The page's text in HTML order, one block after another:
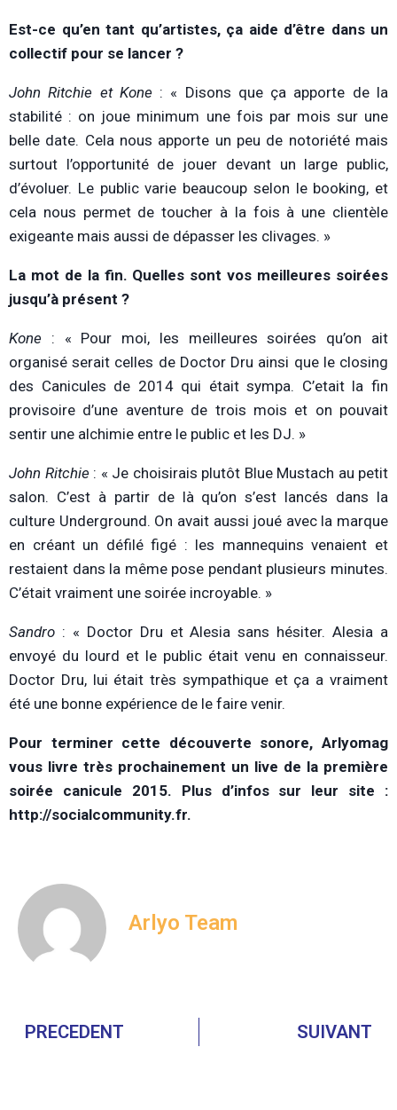
Est-ce qu’en tant qu’artistes, ça aide d’être dans un
collectif pour se lancer ?
John Ritchie et Kone : « Disons que ça apporte de la
stabilité : on joue minimum une fois par mois sur une
belle date. Cela nous apporte un peu de notoriété mais
surtout l’opportunité de jouer devant un large public,
d’évoluer. Le public varie beaucoup selon le booking, et
cela nous permet de toucher à la fois à une clientèle
exigeante mais aussi de dépasser les clivages. »
La mot de la fin. Quelles sont vos meilleures soirées
jusqu’à présent ?
Kone : « Pour moi, les meilleures soirées qu’on ait
organisé serait celles de Doctor Dru ainsi que le closing
des Canicules de 2014 qui était sympa. C’etait la fin
provisoire d’une aventure de trois mois et on pouvait
sentir une alchimie entre le public et les DJ. »
John Ritchie : « Je choisirais plutôt Blue Mustach au petit
salon. C’est à partir de là qu’on s’est lancés dans la
culture Underground. On avait aussi joué avec la marque
en créant un défilé figé : les mannequins venaient et
restaient dans la même pose pendant plusieurs minutes.
C’était vraiment une soirée incroyable. »
Sandro : « Doctor Dru et Alesia sans hésiter. Alesia a
envoyé du lourd et le public était venu en connaisseur.
Doctor Dru, lui était très sympathique et ça a vraiment
été une bonne expérience de le faire venir.
Pour terminer cette découverte sonore, Arlyomag
vous livre très prochainement un live de la première
soirée canicule 2015. Plus d’infos sur leur site :
http://socialcommunity.fr.
Arlyo Team
PRECEDENT SUIVANT